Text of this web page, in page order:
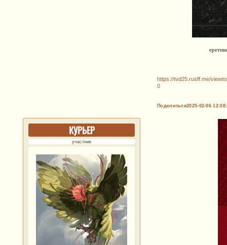
https://tvd25.rusff.me/
0
Поделиться2025-02-06
КУРЬЕР
участник